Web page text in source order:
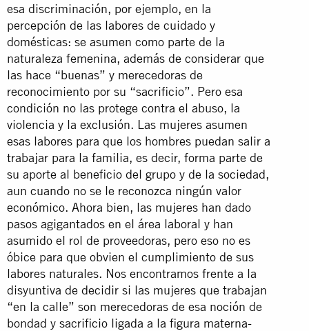
esa discriminación, por ejemplo, en la
percepción de las labores de cuidado y
domésticas: se asumen como parte de la
naturaleza femenina, además de considerar que
las hace “buenas” y merecedoras de
reconocimiento por su “sacrificio”. Pero esa
condición no las protege contra el abuso, la
violencia y la exclusión. Las mujeres asumen
esas labores para que los hombres puedan salir a
trabajar para la familia, es decir, forma parte de
su aporte al beneficio del grupo y de la sociedad,
aun cuando no se le reconozca ningún valor
económico. Ahora bien, las mujeres han dado
pasos agigantados en el área laboral y han
asumido el rol de proveedoras, pero eso no es
óbice para que obvien el cumplimiento de sus
labores naturales. Nos encontramos frente a la
disyuntiva de decidir si las mujeres que trabajan
“en la calle” son merecedoras de esa noción de
bondad y sacrificio ligada a la figura materna-